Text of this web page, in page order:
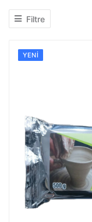
Filtre
YENI